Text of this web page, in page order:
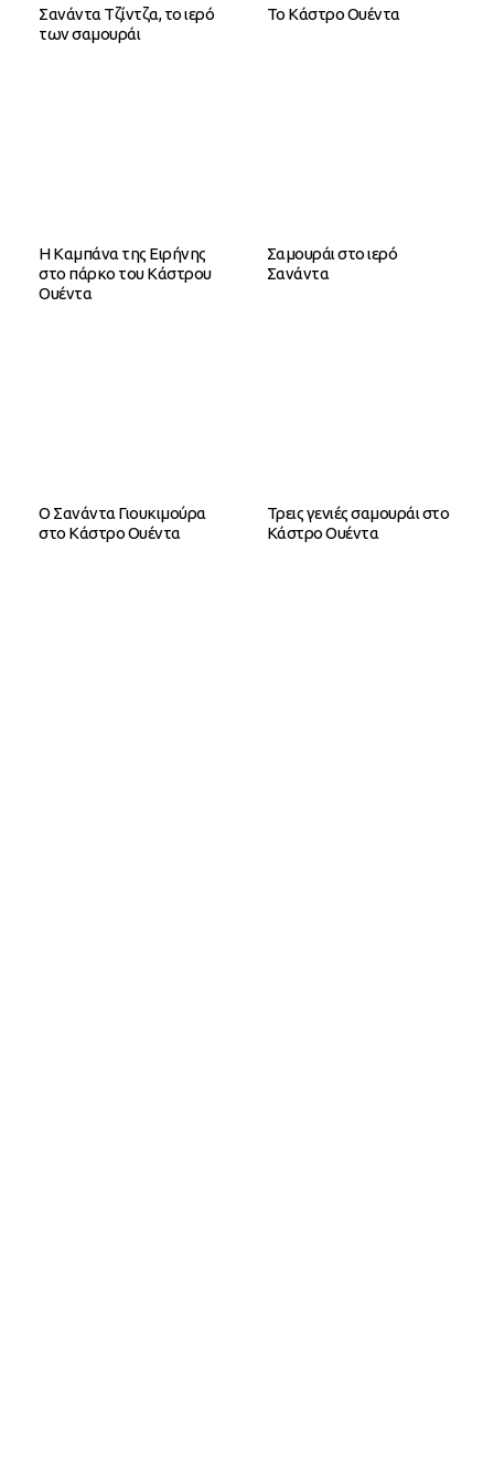
Σανάντα Τζίντζα, το ιερό
των σαμουράι
Το Κάστρο Ουέντα
Η Καμπάνα της Ειρήνης
στο πάρκο του Κάστρου
Ουέντα
Σαμουράι στο ιερό
Σανάντα
O Σανάντα Γιουκιμούρα
στο Κάστρο Ουέντα
Τρεις γενιές σαμουράι στο
Κάστρο Ουέντα